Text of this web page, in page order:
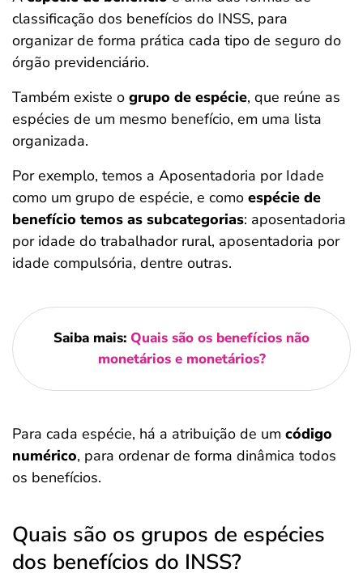
classificação dos benefícios do INSS, para
organizar de forma prática cada tipo de seguro do
órgão previdenciário.
Também existe o grupo de espécie, que reúne as
espécies de um mesmo benefício, em uma lista
organizada.
Por exemplo, temos a Aposentadoria por Idade
como um grupo de espécie, e como espécie de
benefício temos as subcategorias: aposentadoria
por idade do trabalhador rural, aposentadoria por
idade compulsória, dentre outras.
Saiba mais: Quais são os benefícios não
monetários e monetários?
Para cada espécie, há a atribuição de um código
numérico, para ordenar de forma dinâmica todos
os benefícios.
Quais são os grupos de espécies
dos benefícios do INSS?